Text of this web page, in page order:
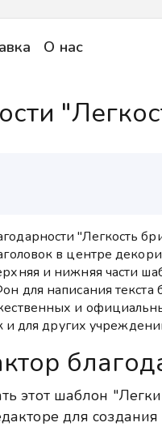
О нас
"Легкость
в центре
и нижняя части
для написания
и
и для других
этот шаблон
для создания